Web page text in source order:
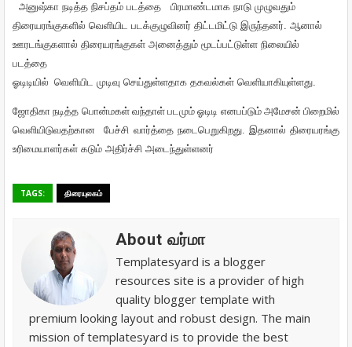
அனுஷ்கா நடித்த நிசப்தம் படத்தை பிரமாண்டமாக நாடு முழுவதும்
திரையரங்குகளில் வெளியிட படக்குழுவினர் திட்டமிட்டு இருந்தனர். ஆனால்
ஊரடங்குகளால் திரையரங்குகள் அனைத்தும் மூடப்பட்டுள்ள நிலையில்
படத்தை
ஓடிடியில் வெளியிட முடிவு செய்துள்ளதாக தகவல்கள் வெளியாகியுள்ளது.
ஜோதிகா நடித்த பொன்மகள் வந்தாள் படமும் ஓடிடி எனபப்டும் அமேசன் பிறைமில்
வெளியிடுவதற்கான
பேச்சி வார்த்தை நடைபெறுகிறது. இதனால் திரையரங்கு
உரிமையாளர்கள் கடும் அதிர்ச்சி அடைந்துள்ளனர்
TAGS: திரையுலகம்
About வர்மா
Templatesyard is a blogger
resources site is a provider of high
quality blogger template with
premium looking layout and robust design. The main
mission of templatesyard is to provide the best